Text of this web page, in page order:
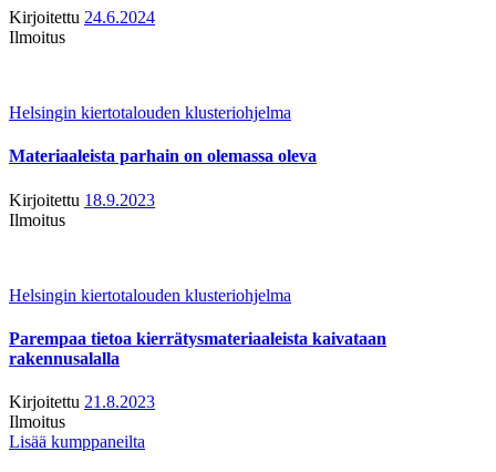
Kirjoitettu 24.6.2024
Ilmoitus
Helsingin kiertotalouden klusteriohjelma
Materiaaleista parhain on olemassa oleva
Kirjoitettu 18.9.2023
Ilmoitus
Helsingin kiertotalouden klusteriohjelma
Parempaa tietoa kierrätysmateriaaleista kaivataan
rakennusalalla
Kirjoitettu 21.8.2023
Ilmoitus
Lisää kumppaneilta